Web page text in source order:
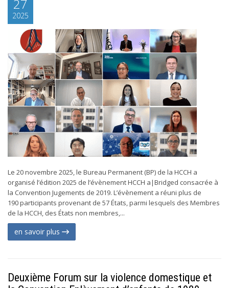
27
2025
Le 20 novembre 2025, le Bureau Permanent (BP) de la HCCH a
organisé l’édition 2025 de l’évènement HCCH a|Bridged consacrée à
la Convention Jugements de 2019. L’évènement a réuni plus de
190 participants provenant de 57 États, parmi lesquels des Membres
de la HCCH, des États non membres,...
en savoir plus
Deuxième Forum sur la violence domestique et